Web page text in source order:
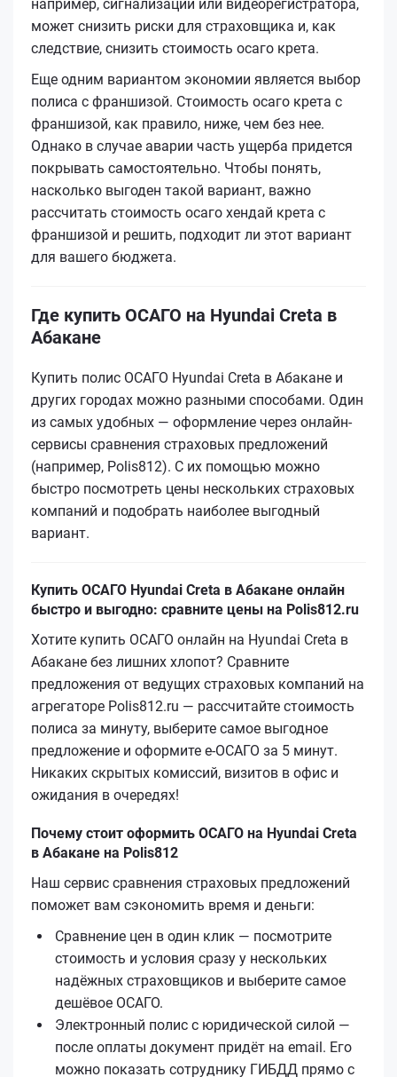
например, сигнализации или видеорегистратора,
может снизить риски для страховщика и, как
следствие, снизить стоимость осаго крета.
Еще одним вариантом экономии является выбор
полиса с франшизой. Стоимость осаго крета с
франшизой, как правило, ниже, чем без нее.
Однако в случае аварии часть ущерба придется
покрывать самостоятельно. Чтобы понять,
насколько выгоден такой вариант, важно
рассчитать стоимость осаго хендай крета с
франшизой и решить, подходит ли этот вариант
для вашего бюджета.
Где купить ОСАГО на Hyundai Creta в
Абакане
Купить полис ОСАГО Hyundai Creta в Абакане и
других городах можно разными способами. Один
из самых удобных — оформление через онлайн-
сервисы сравнения страховых предложений
(например, Polis812). С их помощью можно
быстро посмотреть цены нескольких страховых
компаний и подобрать наиболее выгодный
вариант.
Купить ОСАГО Hyundai Creta в Абакане онлайн
быстро и выгодно: сравните цены на Polis812.ru
Хотите купить ОСАГО онлайн на Hyundai Creta в
Абакане без лишних хлопот? Сравните
предложения от ведущих страховых компаний на
агрегаторе Polis812.ru — рассчитайте стоимость
полиса за минуту, выберите самое выгодное
предложение и оформите е‑ОСАГО за 5 минут.
Никаких скрытых комиссий, визитов в офис и
ожидания в очередях!
Почему стоит оформить ОСАГО на Hyundai Creta
в Абакане на Polis812
Наш сервис сравнения страховых предложений
поможет вам сэкономить время и деньги:
Сравнение цен в один клик — посмотрите
стоимость и условия сразу у нескольких
надёжных страховщиков и выберите самое
дешёвое ОСАГО.
Электронный полис с юридической силой —
после оплаты документ придёт на email. Его
можно показать сотруднику ГИБДД прямо с